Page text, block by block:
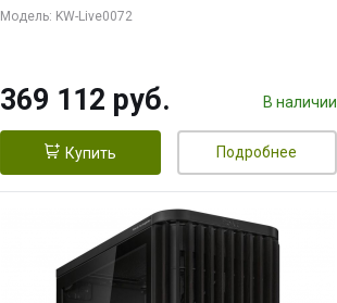
ОЗУ/ MSI RTX5080 VENTUS 3X
Модель: KW-Live0072
369 112 руб. В наличии
Купить Подробнее